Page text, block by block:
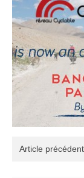
Presse
Article précédent